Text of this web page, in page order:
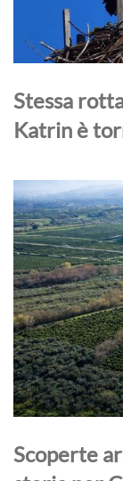
Stessa
Katrin è
Scoperte